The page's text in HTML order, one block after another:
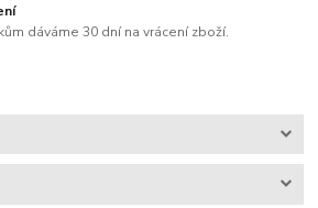
dáváme 30 dní na vrácení zboží.